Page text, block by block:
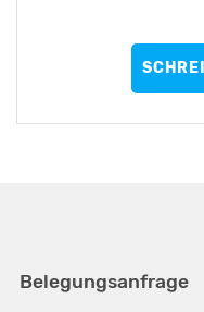
Belegungsanfrage